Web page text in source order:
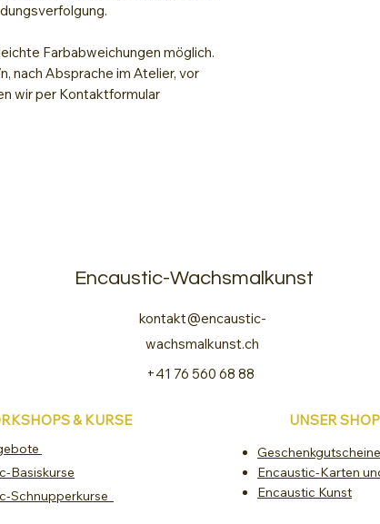
Farbabweichungen möglich.
nach Absprache im Atelier, vor
wir per Kontaktformular
Encaustic-Wachsmalkunst
kontakt@encaustic-
wachsmalkunst.ch
+41 76 560 68 88
& KURSE
Basiskurse
Schnupperkurse
UNSER SHOP
Geschenkgutscheine
Encaustic-Karten
Encaustic Kunst